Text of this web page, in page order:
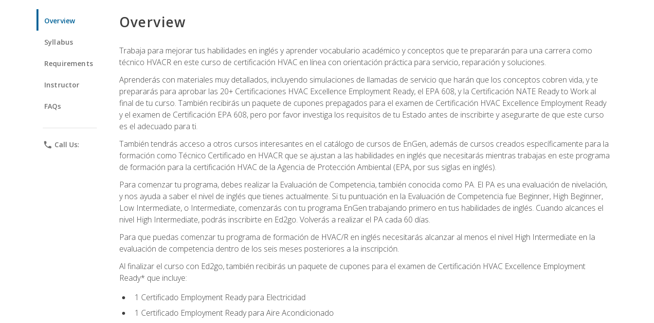
Overview
Syllabus
Requirements
Instructor
FAQs
phone Call Us:
Overview
Trabaja para mejorar tus habilidades en inglés y aprender vocabulario académico y conceptos que te prepararán para una carrera como
técnico HVACR en este curso de certificación HVAC en línea con orientación práctica para servicio, reparación y soluciones.
Aprenderás con materiales muy detallados, incluyendo simulaciones de llamadas de servicio que harán que los conceptos cobren vida, y te
prepararás para aprobar las 20+ Certificaciones HVAC Excellence Employment Ready, el EPA 608, y la Certificación NATE Ready to Work al
final de tu curso. También recibirás un paquete de cupones prepagados para el examen de Certificación HVAC Excellence Employment Ready
y el examen de Certificación EPA 608, pero por favor investiga los requisitos de tu Estado antes de inscribirte y asegurarte de que este curso
es el adecuado para ti.
También tendrás acceso a otros cursos interesantes en el catálogo de cursos de EnGen, además de cursos creados específicamente para la
formación como Técnico Certificado en HVACR que se ajustan a las habilidades en inglés que necesitarás mientras trabajas en este programa
de formación para la certificación HVAC de la Agencia de Protección Ambiental (EPA, por sus siglas en inglés).
Para comenzar tu programa, debes realizar la Evaluación de Competencia, también conocida como PA. El PA es una evaluación de nivelación,
y nos ayuda a saber el nivel de inglés que tienes actualmente. Si tu puntuación en la Evaluación de Competencia fue Beginner, High Beginner,
Low Intermediate, o Intermediate, comenzarás con tu programa EnGen trabajando primero en tus habilidades de inglés. Cuando alcances el
nivel High Intermediate, podrás inscribirte en Ed2go. Volverás a realizar el PA cada 60 días.
Para que puedas comenzar tu programa de formación de HVAC/R en inglés necesitarás alcanzar al menos el nivel High Intermediate en la
evaluación de competencia dentro de los seis meses posteriores a la inscripción.
Al finalizar el curso con Ed2go, también recibirás un paquete de cupones para el examen de Certificación HVAC Excellence Employment
Ready* que incluye:
1 Certificado Employment Ready para Electricidad
1 Certificado Employment Ready para Aire Acondicionado